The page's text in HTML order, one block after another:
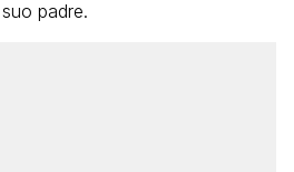
suo padre.